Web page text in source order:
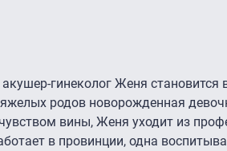
гинеколог Женя становится
родов новорожденная
вины, Женя уходит из
в провинции, одна